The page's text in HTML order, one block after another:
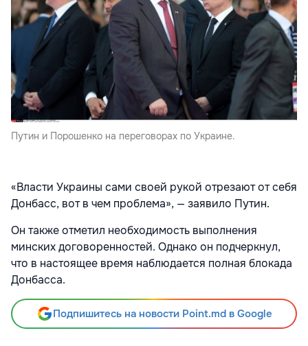
Путин и Порошенко на переговорах по Украине.
«Власти Украины сами своей рукой отрезают от себя
Донбасс, вот в чем проблема», — заявило Путин.
Он также отметил необходимость выполнения
минских договоренностей. Однако он подчеркнул,
что в настоящее время наблюдается полная блокада
Донбасса.
Подпишитесь на новости Point.md в Google